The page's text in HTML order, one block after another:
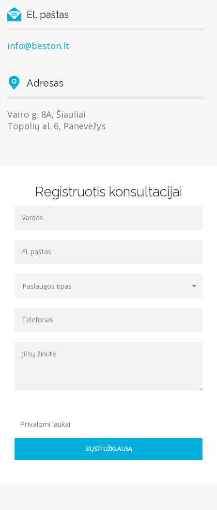
El. paštas
info@beston.lt
Adresas
Vairo g. 8A, Šiauliai
Topolių al. 6, Panevėžys
Registruotis konsultacijai
Privalomi laukai